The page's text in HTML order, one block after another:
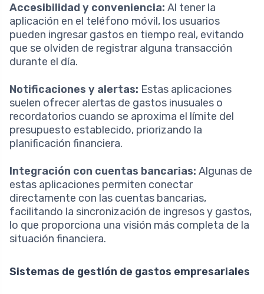
Accesibilidad y conveniencia: Al tener la
aplicación en el teléfono móvil, los usuarios
pueden ingresar gastos en tiempo real, evitando
que se olviden de registrar alguna transacción
durante el día.
Notificaciones y alertas: Estas aplicaciones
suelen ofrecer alertas de gastos inusuales o
recordatorios cuando se aproxima el límite del
presupuesto establecido, priorizando la
planificación financiera.
Integración con cuentas bancarias: Algunas de
estas aplicaciones permiten conectar
directamente con las cuentas bancarias,
facilitando la sincronización de ingresos y gastos,
lo que proporciona una visión más completa de la
situación financiera.
Sistemas de gestión de gastos empresariales